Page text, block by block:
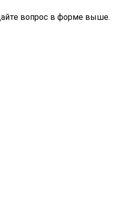
вопрос в форме выше.